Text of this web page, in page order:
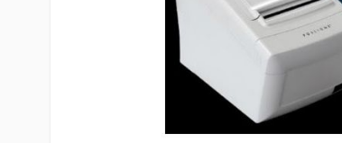
appareils d'occasion de haute qualité.
individuellement par nos techniciens et
rouleaux, les appareils de chauffage,
Bien entendu, nous veillons à ce que
entrepôt en parfait état de